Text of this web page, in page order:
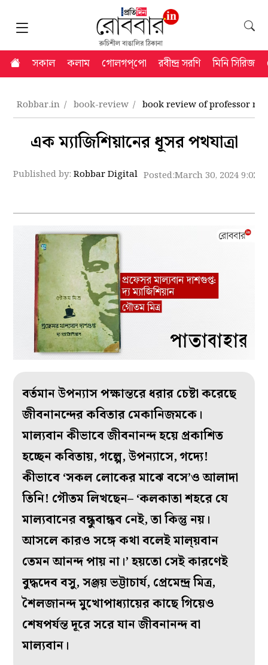
সকাল কলাম গোলগপ্‌পো রবীন্দ্র সরণি মিনি সিরিজ
Robbar.in book-review book review of professor
এক ম্যাজিশিয়ানের ধূসর পথযাত্রা
Published by:Robbar Digital Posted:March 30, 2024 9:02
বর্তমান উপন্যাস পক্ষান্তরে ধরার চেষ্টা করেছে
জীবনানন্দের কবিতার মেকানিজমকে।
মাল্যবান কীভাবে জীবনানন্দ হয়ে প্রকাশিত
হচ্ছেন কবিতায়, গল্পে, উপন্যাসে, গদ্যে!
কীভাবে ‘সকল লোকের মাঝে বসে’ও আলাদা
তিনি! গৌতম লিখছেন– ‘কলকাতা শহরে যে
মাল্যবানের বন্ধুবান্ধব নেই, তা কিন্তু নয়।
আসলে কারও সঙ্গে কথা বলেই মাল্য়বান
তেমন আনন্দ পায় না।’ হয়তো সেই কারণেই
বুদ্ধদেব বসু, সঞ্জয় ভট্টাচার্য, প্রেমেন্দ্র মিত্র,
শৈলজানন্দ মুখোপাধ্যায়ের কাছে গিয়েও
শেষপর্যন্ত দূরে সরে যান জীবনানন্দ বা
মাল্যবান।